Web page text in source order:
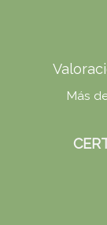
Más